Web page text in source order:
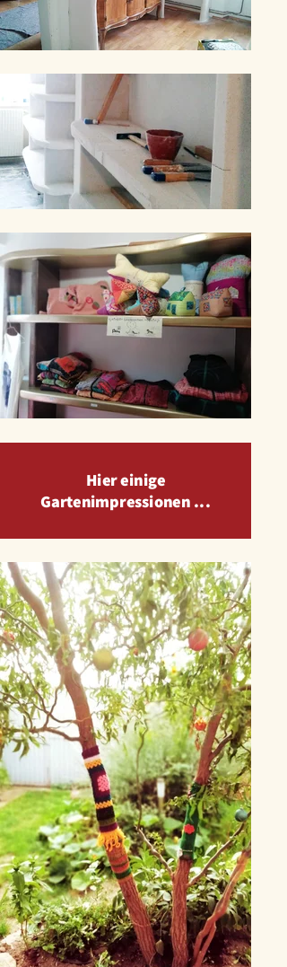
Hier einige
Gartenimpressionen ...